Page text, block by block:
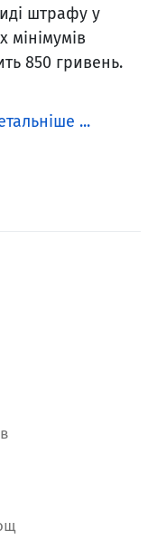
штрафу у
мінімумів
850 гривень.
...